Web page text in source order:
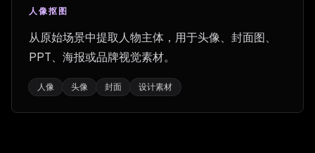
人像抠图
从原始场景中提取人物主体，用于头像、封面图、
PPT、海报或品牌视觉素材。
人像 头像 封面 设计素材